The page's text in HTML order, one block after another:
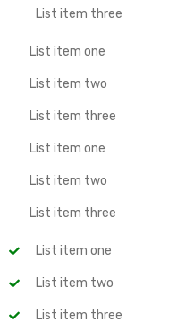
List item three
List item one
List item two
List item three
List item one
List item two
List item three
List item one
List item two
List item three